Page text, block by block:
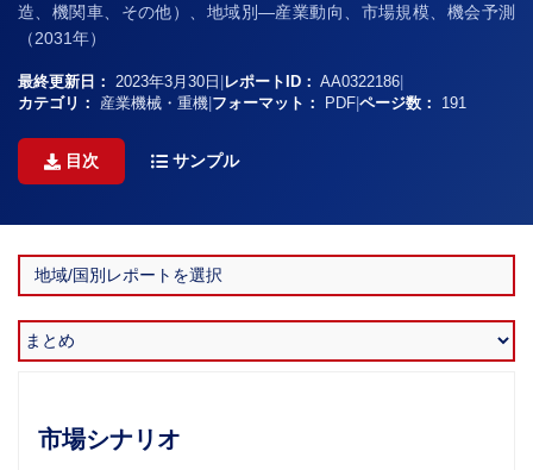
造、機関車、その他）、地域別―産業動向、市場規模、機会予測
（2031年）
最終更新日： 2023年3月30日 レポートID： AA0322186
カテゴリ：
産業機械・重機 フォーマット： PDF ページ数： 191
目次 サンプル
市場シナリオ